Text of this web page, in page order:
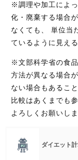
※調理や加工によ
化・廃棄する場合
なくても、 単位当
ているように見え
※文部科学省の食
方法が異なる場合
ない場合もあるこ
比較はあくまでも
よろしくお願いしま
ダイエット